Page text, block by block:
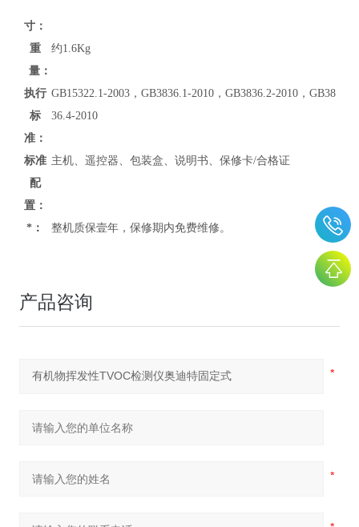
寸：
重
量：
约1.6Kg
执行
标
准：
GB15322.1-2003，GB3836.1-2010，GB3836.2-2010，GB38
36.4-2010
标准
配
置：
主机、遥控器、包装盒、说明书、保修卡/合格证
*： 整机质保壹年，保修期内免费维修。
产品咨询